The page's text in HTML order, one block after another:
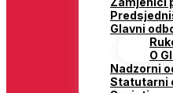
Glavni
O
Nadzorni
Statutarni